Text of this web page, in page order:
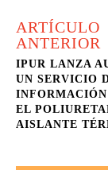
ARTÍCULO
ANTERIOR
IPUR LANZA
UN SERVICIO
INFORMACIÓN
EL
AISLANTE